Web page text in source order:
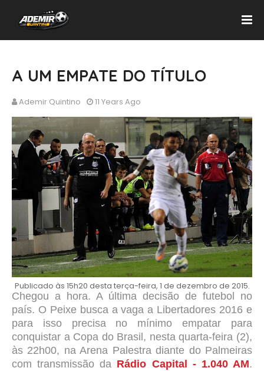
A UM EMPATE DO TÍTULO
Ademir Quintino 11 Years Ago
Publicado às 15h20 desta terça-feira, 1 de dezembro de 2015.
Chegou a hora. A última decisão de futebol no
país. O Peixe busca a vaga a Libertadores 2016 e
para isso precisa no mínimo empatar para
conquistar a Copa do Brasil, nesta quarta-feira (2),
às 22h00, na Arena Palestra diante do Palmeiras
com transmissão da Rádio Capital - 1.040 AM.